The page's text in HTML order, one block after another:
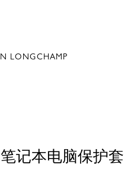
LONGCHAMP
笔记本电脑保护套